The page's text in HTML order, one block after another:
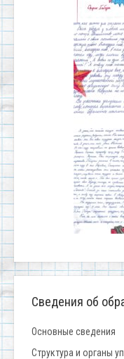
Сведения об
Основные сведения
Структура и органы